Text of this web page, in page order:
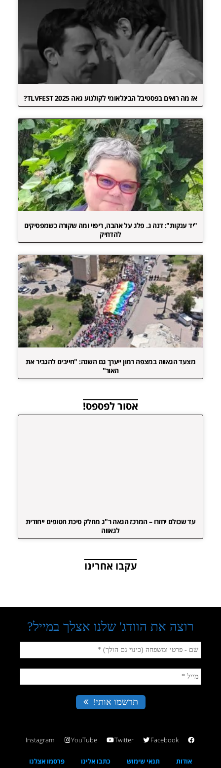
אז מה רואים בפסטיבל הבינלאומי לקולנוע גאה TLVFEST 2025?
"יד ענקות": דנה ג. פלג על אהבה, ריפוי ומה שקורה כשמפסיקים
להדחיק
מצעד הגאווה במצפה רמון ייערך גם השנה: "חייבים להגביר את
האור"
אסור לפספס!
עד שכולם יחזרו – המרכז הגאה ר"ג מחלק סיכת חטופים ייחודית
לגאווה
עקבו אחרינו
Facebook
Twitter
YouTube
Instagram
אודות תנאי שימוש כתבו אלינו פרסמו אצלנו